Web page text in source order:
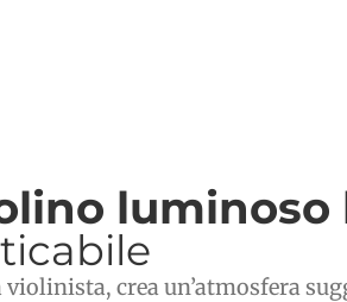
luminoso
crea un’atmosfera